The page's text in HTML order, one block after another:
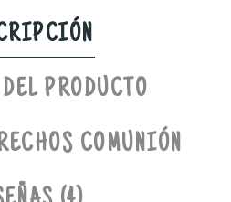
PRODUCTO
COMUNIÓN